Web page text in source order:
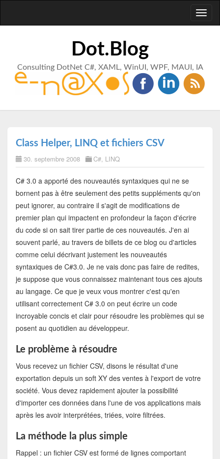
Dot.Blog
Consulting DotNet C#, XAML, WinUI, WPF, MAUI, IA
Class Helper, LINQ et fichiers CSV
30. septembre 2008 C#, LINQ
C# 3.0 a apporté des nouveautés syntaxiques qui ne se
bornent pas à être seulement des petits suppléments qu'on
peut ignorer, au contraire il s'agit de modifications de
premier plan qui impactent en profondeur la façon d'écrire
du code si on sait tirer partie de ces nouveautés. J'en ai
souvent parlé, au travers de billets de ce blog ou d'articles
comme celui décrivant justement les nouveautés
syntaxiques de C#3.0. Je ne vais donc pas faire de redites,
je suppose que vous connaissez maintenant tous ces ajouts
au langage. Ce que je veux vous montrer c'est qu'en
utilisant correctement C# 3.0 on peut écrire un code
incroyable concis et clair pour résoudre les problèmes qui se
posent au quotidien au développeur.
Le problème à résoudre
Vous recevez un fichier CSV, disons le résultat d'une
exportation depuis un soft XY des ventes à l'export de votre
société. Vous devez rapidement ajouter la possibilité
d'importer ces données dans l'une de vos applications mais
après les avoir interprétées, triées, voire filtrées.
La méthode la plus simple
Rappel : un fichier CSV est formé de lignes comportant